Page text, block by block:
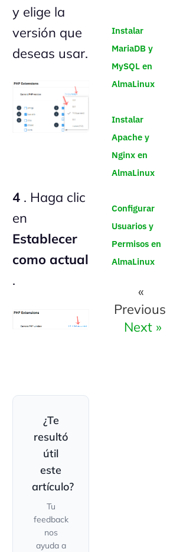
y elige la
versión que
deseas usar.
4 . Haga clic
en
Establecer
como actual
.
¿Te
resultó
útil
este
artículo?
Tu
feedback
nos
ayuda a
Instalar
MariaDB y
MySQL en
AlmaLinux
Instalar
Apache y
Nginx en
AlmaLinux
Configurar
Usuarios y
Permisos en
AlmaLinux
«
Previous
Next »